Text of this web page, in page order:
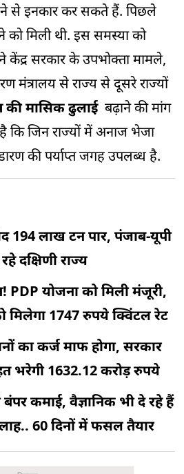
से इनकार कर सकते हैं. पिछले
को मिली थी. इस समस्या को
सरकार के उपभोक्ता मामले,
मंत्रालय से राज्य से दूसरे राज्यों
की मासिक ढुलाईबढ़ाने की मांग
कि जिन राज्यों में अनाज भेजा
की पर्याप्त जगह उपलब्ध है.
194 लाख टन पार, पंजाब-यूपी
दक्षिणी राज्य
PDP योजना को मिली मंजूरी,
मिलेगा 1747 रुपये क्विंटल रेट
का कर्ज माफ होगा, सरकार
भरेगी 1632.12 करोड़ रुपये
बंपर कमाई, वैज्ञानिक भी दे रहे हैं
60 दिनों में फसल तैयार